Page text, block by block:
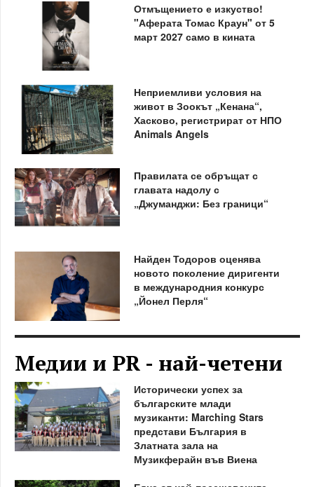
Отмъщението е изкуство!
"Аферата Томас Краун" от 5
март 2027 само в кината
Неприемливи условия на
живот в Зоокът „Кенана“,
Хасково, регистрират от НПО
Animals Angels
Правилата се обръщат с
главата надолу с
„Джуманджи: Без граници“
Найден Тодоров оценява
новото поколение диригенти
в международния конкурс
„Йонел Перля“
Медии и PR - най-четени
Исторически успех за
българските млади
музиканти: Marching Stars
представи България в
Златната зала на
Музикферайн във Виена